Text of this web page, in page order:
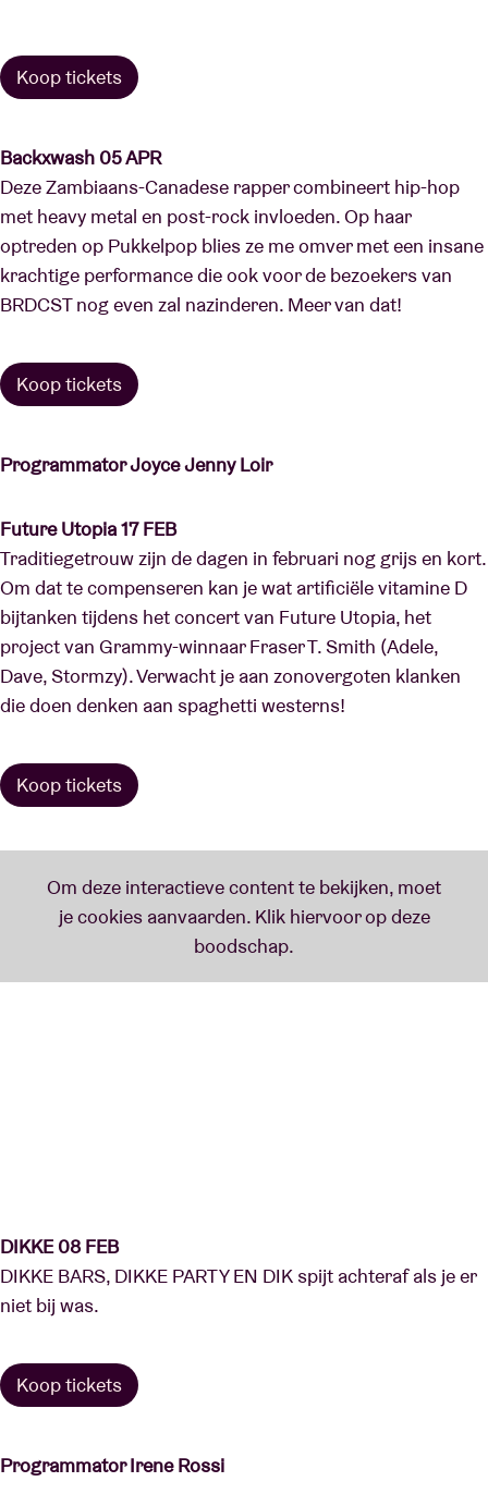
Koop tickets
Backxwash 05 APR
Deze Zambiaans-Canadese rapper combineert hip-hop
met heavy metal en post-rock invloeden. Op haar
optreden op Pukkelpop blies ze me omver met een insane
krachtige performance die ook voor de bezoekers van
BRDCST nog even zal nazinderen. Meer van dat!
Koop tickets
Programmator Joyce Jenny Loir
Future Utopia 17 FEB
Traditiegetrouw zijn de dagen in februari nog grijs en kort.
Om dat te compenseren kan je wat artificiële vitamine D
bijtanken tijdens het concert van Future Utopia, het
project van Grammy-winnaar Fraser T. Smith (Adele,
Dave, Stormzy). Verwacht je aan zonovergoten klanken
die doen denken aan spaghetti westerns!
Koop tickets
DIKKE 08 FEB
DIKKE BARS, DIKKE PARTY EN DIK spijt achteraf als je er
niet bij was.
Koop tickets
Programmator Irene Rossi